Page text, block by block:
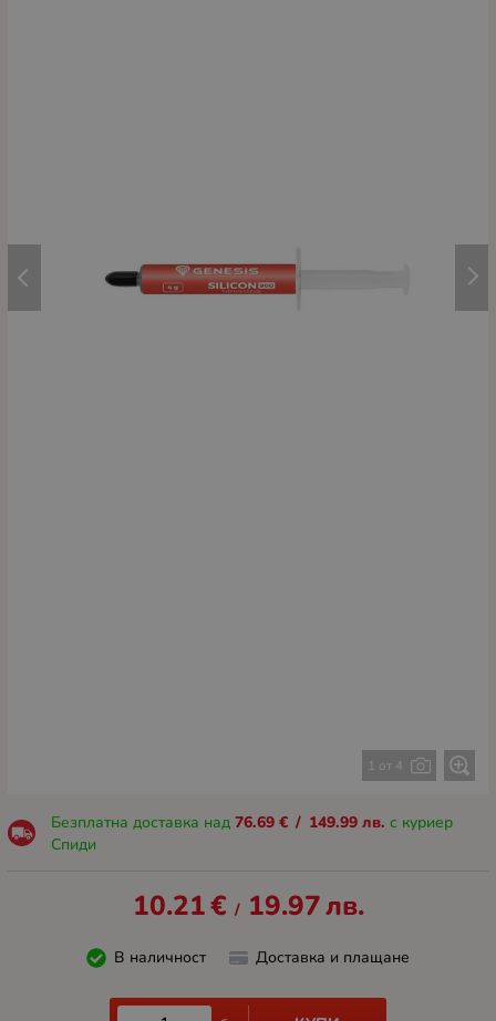
1 от 4
Безплатна доставка над 76.69 € / 149.99 лв. с куриер
Спиди
10.21€ / 19.97лв.
В наличност Доставка и плащане